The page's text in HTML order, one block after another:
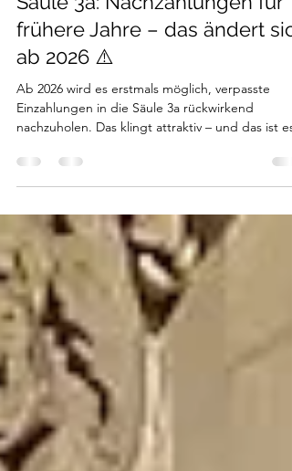
Carlino Trust
15. Dez. 2025
2 Min. Lesezeit
Säule 3a: Nachzahlungen für
frühere Jahre – das ändert
ab 2026 ⚠️
Ab 2026 wird es erstmals möglich, verpasste
nachzuholen. Das klingt attraktiv – und das ist es
auch. Allerdings gelten klare Regeln und
Einschränkungen.